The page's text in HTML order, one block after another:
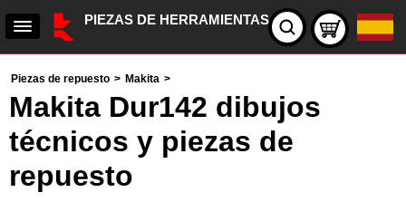
PIEZAS DE HERRAMIENTAS
Piezas de repuesto > Makita >
Makita Dur142 dibujos
técnicos y piezas de
repuesto